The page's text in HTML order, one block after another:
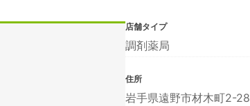
店舗タイプ
調剤薬局
住所
岩手県遠野市材木町2-28